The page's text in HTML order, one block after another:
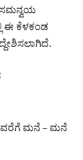
ಸಮನ್ವಯ
ಈ ಕೆಳಕಂಡ
ಮನೆ – ಮನೆ